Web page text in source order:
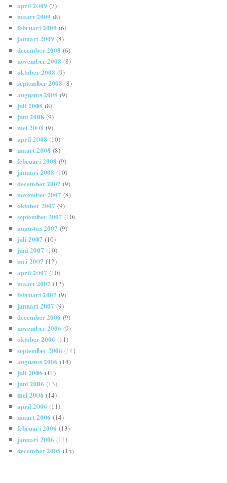
april 2009 (7)
maart 2009 (8)
februari 2009 (6)
januari 2009 (8)
december 2008 (6)
november 2008 (8)
oktober 2008 (9)
september 2008 (8)
augustus 2008 (9)
juli 2008 (8)
juni 2008 (9)
mei 2008 (9)
april 2008 (10)
maart 2008 (8)
februari 2008 (9)
januari 2008 (10)
december 2007 (9)
november 2007 (8)
oktober 2007 (9)
september 2007 (10)
augustus 2007 (9)
juli 2007 (10)
juni 2007 (10)
mei 2007 (12)
april 2007 (10)
maart 2007 (12)
februari 2007 (9)
januari 2007 (9)
december 2006 (9)
november 2006 (9)
oktober 2006 (11)
september 2006 (14)
augustus 2006 (14)
juli 2006 (11)
juni 2006 (13)
mei 2006 (14)
april 2006 (11)
maart 2006 (14)
februari 2006 (13)
januari 2006 (14)
december 2005 (15)